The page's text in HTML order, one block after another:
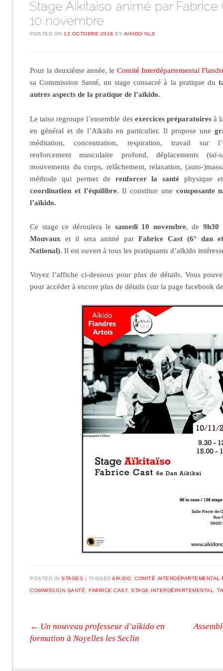
Stage Aikitaiso animé par Fabrice
10 novembre
POSTED ON12 OCTOBRE 2018 BY AIKIDO NLS
Pour la deuxième année, le Comité Interdépartemental
sa Commission Santé, un stage consacré à la pratique du
autres aspects de la pratique de l’aïkido.
Le taisoregroupe l’ensemble des exercices préparatoiresà
en général et de l’Aïkido en particulier. Il propose une
méditation, concentration, respiration, travail sur
renforcement musculaire profond, déplacements (taï-
mouvements du corps, relâchement, relaxation, (auto-
méthode qui permet de renforcer la santé physique
coordination et l’équilibre. Il constitue une composante
l’aïkido.
Ce stage ce déroulera le samedi 10 novembre, de 9h30
Mouvauxet il sera animé parFabrice Cast (6° dan
National). Il est ouvert à tous les pratiquants d’aïkido
Voyez l’affiche ci-dessous pour plus de détails. Vous
pour accéder à encore plus de détails (sur la page facebook
POSTED INSTAGES | TAGGEDAÏKIDO ,COMITÉ INTERDÉPARTEMENTAL
COMMISSION SANTÉ ,FABRICE CAST,STAGE INTERDÉPARTEMENTAL ,
Post navigation
← Un nouveau professeur d’aïkido en
formation à Noyelles les Seclin